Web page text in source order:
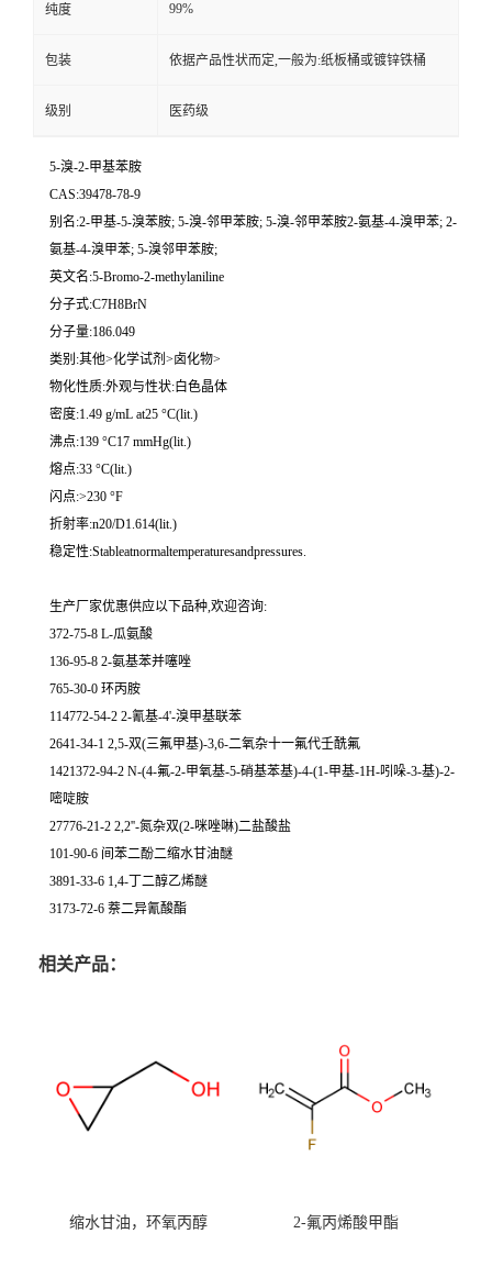
纯度 99%
包装 依据产品性状而定,一般为:纸板桶或镀锌铁桶
级别 医药级
5-溴-2-甲基苯胺
CAS:39478-78-9
别名:2-甲基-5-溴苯胺; 5-溴-邻甲苯胺; 5-溴-邻甲苯胺2-氨基-4-溴甲苯; 2-
氨基-4-溴甲苯; 5-溴邻甲苯胺;
英文名:5-Bromo-2-methylaniline
分子式:C7H8BrN
分子量:186.049
类别:其他>化学试剂>卤化物>
物化性质:外观与性状:白色晶体
密度:1.49 g/mL at25 °C(lit.)
沸点:139 °C17 mmHg(lit.)
熔点:33 °C(lit.)
闪点:>230 °F
折射率:n20/D1.614(lit.)
稳定性:Stableatnormaltemperaturesandpressures.
生产厂家优惠供应以下品种,欢迎咨询:
372-75-8 L-瓜氨酸
136-95-8 2-氨基苯并噻唑
765-30-0 环丙胺
114772-54-2 2-氰基-4'-溴甲基联苯
2641-34-1 2,5-双(三氟甲基)-3,6-二氧杂十一氟代壬酰氟
1421372-94-2 N-(4-氟-2-甲氧基-5-硝基苯基)-4-(1-甲基-1H-吲哚-3-基)-2-
嘧啶胺
27776-21-2 2,2''-氮杂双(2-咪唑啉)二盐酸盐
101-90-6 间苯二酚二缩水甘油醚
3891-33-6 1,4-丁二醇乙烯醚
3173-72-6 萘二异氰酸酯
相关产品：
缩水甘油，环氧丙醇 2-氟丙烯酸甲酯